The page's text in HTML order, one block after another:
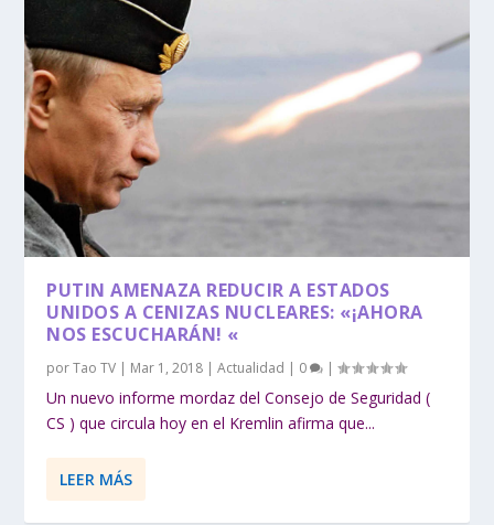
PUTIN AMENAZA REDUCIR A ESTADOS
UNIDOS A CENIZAS NUCLEARES: «¡AHORA
NOS ESCUCHARÁN! «
porTao TV | Mar 1, 2018 |Actualidad | 0 |
Un nuevo informe mordaz del Consejo de Seguridad (
CS ) que circula hoy en el Kremlin afirma que...
LEER MÁS